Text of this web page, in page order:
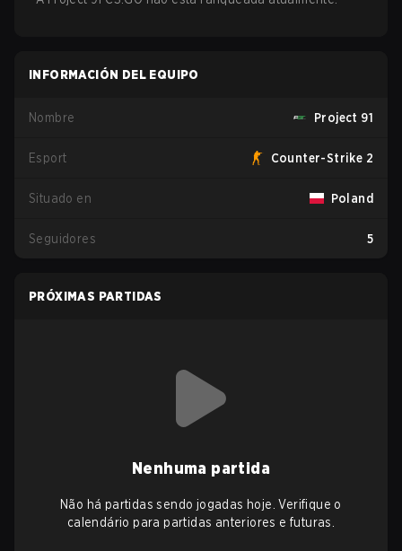
INFORMACIÓN DEL EQUIPO
Nombre Project 91
Esport Counter-Strike 2
Situado en Poland
Seguidores 5
PRÓXIMAS PARTIDAS
Nenhuma partida
Não há partidas sendo jogadas hoje. Verifique o
calendário para partidas anteriores e futuras.